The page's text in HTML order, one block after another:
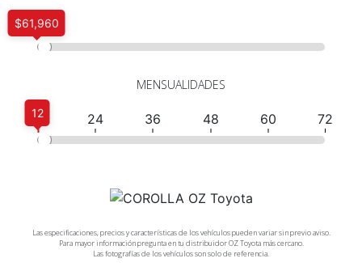
$61,960
MENSUALIDADES
12 24 36 48 60 72
12
Las especificaciones, precios y características de los vehículos pueden variar sin previo aviso.
Para mayor información pregunta en tu distribuidor OZ Toyota más cercano.
Las fotografías de los vehículos son solo de referencia.